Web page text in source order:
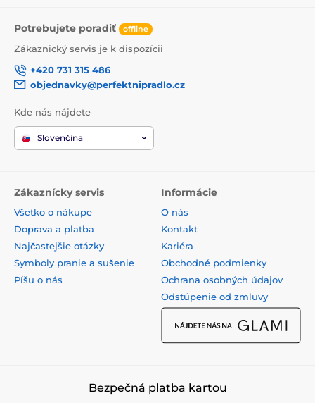
Potrebujete poradiť offline
Zákaznický servis je k dispozícii
+420 731 315 486
objednavky@perfektnipradlo.cz
Kde nás nájdete
Slovenčina
Zákaznícky servis
Všetko o nákupe
Doprava a platba
Najčastejšie otázky
Symboly pranie a sušenie
Píšu o nás
Informácie
O nás
Kontakt
Kariéra
Obchodné podmienky
Ochrana osobných údajov
Odstúpenie od zmluvy
Bezpečná platba kartou